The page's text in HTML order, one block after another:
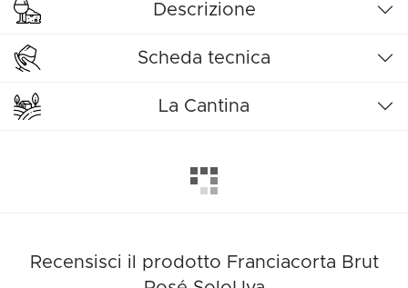
Descrizione
Scheda tecnica
La Cantina
Recensisci il prodotto Franciacorta Brut